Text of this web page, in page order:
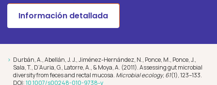
Información detallada
Durbán, A., Abellán, J. J., Jiménez-Hernández, N., Ponce, M., Ponce, J.,
Sala, T., D’Auria, G., Latorre, A., & Moya, A. (2011). Assessing gut microbial
diversity from feces and rectal mucosa. Microbial ecology, 61(1), 123–133.
DOI:10.1007/s00248-010-9738-y